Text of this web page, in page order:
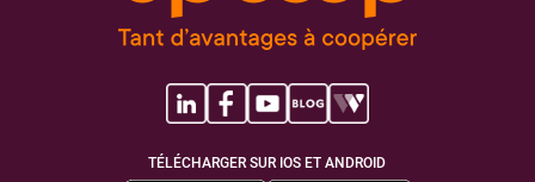
TÉLÉCHARGER SUR IOS ET ANDROID